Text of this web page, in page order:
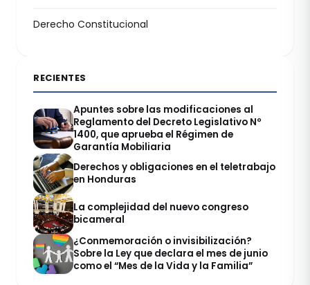
Derecho Constitucional
RECIENTES
Apuntes sobre las modificaciones al
Reglamento del Decreto Legislativo Nº
1400, que aprueba el Régimen de
Garantía Mobiliaria
Derechos y obligaciones en el teletrabajo
en Honduras
La complejidad del nuevo congreso
bicameral
¿Conmemoración o invisibilización?
Sobre la Ley que declara el mes de junio
como el “Mes de la Vida y la Familia”